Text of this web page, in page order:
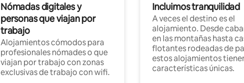
Nómadas digitales y
personas que viajan por
trabajo
Alojamientos cómodos para
profesionales nómades o que
viajan por trabajo con zonas
exclusivas de trabajo con wifi.
Incluimos tranquilidad
A veces el destino es el
alojamiento. Desde
en las montañas hasta
flotantes rodeadas de
estos alojamientos
características únicas.